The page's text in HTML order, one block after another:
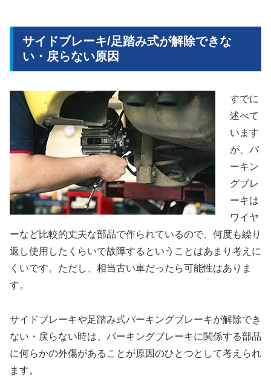
サイドブレーキ/足踏み式が解除できな
い・戻らない原因
すでに
述べて
います
が、パ
ーキン
グブレ
ーキは
ワイヤ
ーなど比較的丈夫な部品で作られているので、何度も繰り
返し使用したくらいで故障するということはあまり考えに
くいです。ただし、相当古い車だったら可能性はありま
す。
サイドブレーキや足踏み式パーキングブレーキが解除でき
ない・戻らない時は、パーキングブレーキに関係する部品
に何らかの外傷があることが原因のひとつとして考えられ
ます。